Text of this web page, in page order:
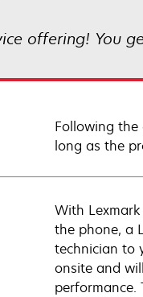
offering! You
Following the
long as the
With
the phone, a
technician to
onsite and